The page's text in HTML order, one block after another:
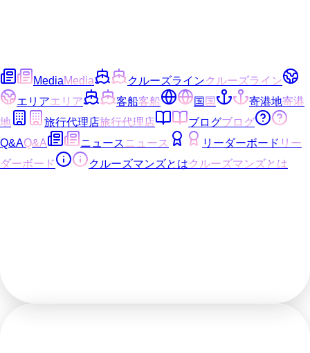
MediaMedia クルーズラインクルーズライン
エリアエリア 客船客船 国国 寄港地寄港
地
旅行代理店旅行代理店 ブログブログ
Q&AQ&A ニュース ニュース リーダーボード リー
ダーボード
クルーズマンズとはクルーズマンズとは